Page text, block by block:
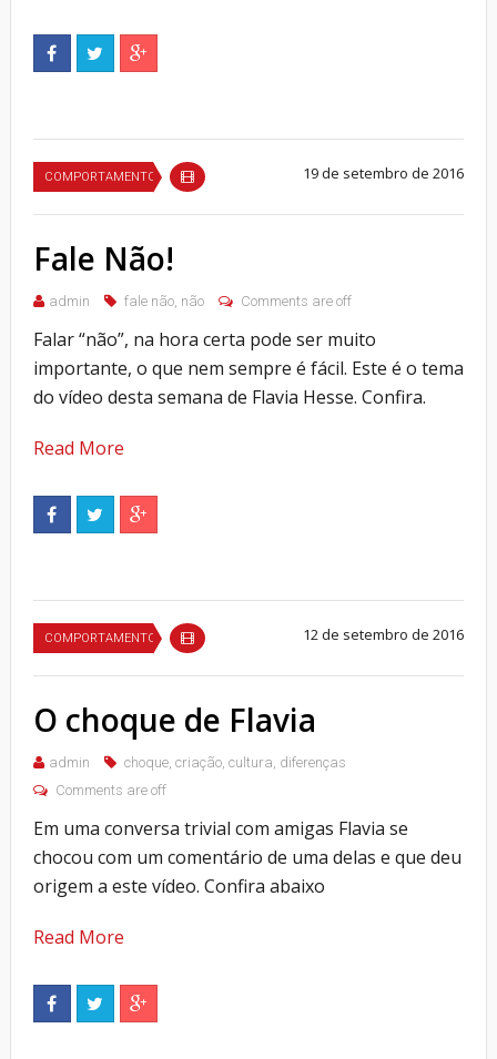
COMPORTAMENTO 19 de setembro de 2016
Fale Não!
admin fale não, não Comments are off
Falar “não”, na hora certa pode ser muito
importante, o que nem sempre é fácil. Este é o tema
do vídeo desta semana de Flavia Hesse. Confira.
Read More
COMPORTAMENTO 12 de setembro de 2016
O choque de Flavia
admin choque, criação, cultura, diferenças
Comments are off
Em uma conversa trivial com amigas Flavia se
chocou com um comentário de uma delas e que deu
origem a este vídeo. Confira abaixo
Read More